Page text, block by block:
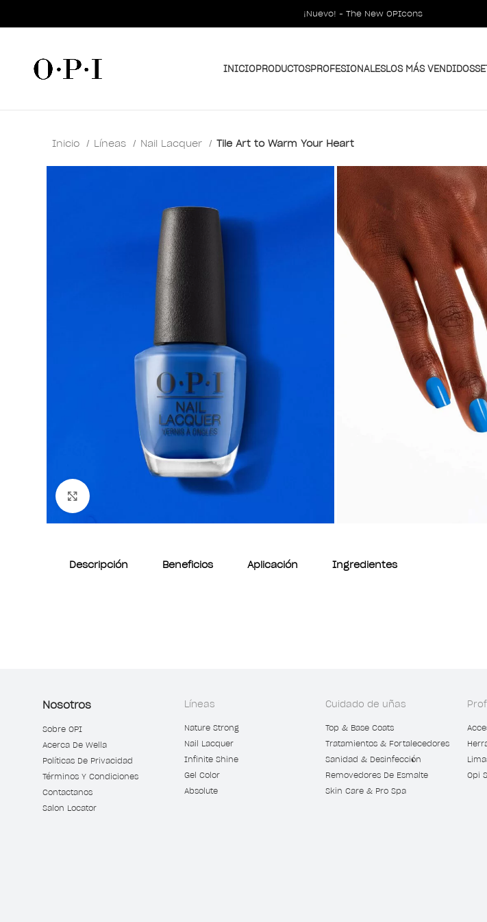
¡Nuevo! - The New OPIcons
INICIOPRODUCTOSPROFESIONALESLOS MÁS VENDIDOS
Inicio Líneas Nail Lacquer Tile Art to Warm Your Heart
Descripción Beneficios Aplicación Ingredientes
Nosotros
Sobre OPI
Acerca De Wella
Políticas De Privacidad
Términos Y Condiciones
Contactanos
Salon Locator
Líneas
Nature Strong
Nail Lacquer
Infinite Shine
Gel Color
Absolute
Cuidado de uñas
Top & Base Coats
Tratamientos & Fortalecedores
Sanidad & Desinfección
Removedores De Esmalte
Skin Care & Pro Spa
Opi